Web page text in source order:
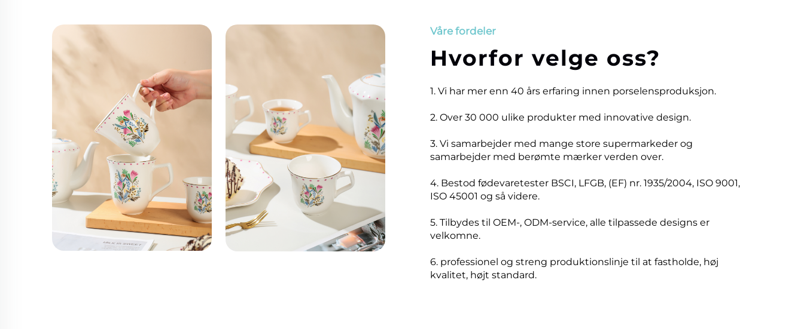
Våre fordeler
Hvorfor velge oss?
1. Vi har mer enn 40 års erfaring innen porselensproduksjon.
2. Over 30 000 ulike produkter med innovative design.
3. Vi samarbejder med mange store supermarkeder og
samarbejder med berømte mærker verden over.
4. Bestod fødevaretester BSCI, LFGB, (EF) nr. 1935/2004, ISO 9001,
ISO 45001 og så videre.
5. Tilbydes til OEM-, ODM-service, alle tilpassede designs er
velkomne.
6. professionel og streng produktionslinje til at fastholde, høj
kvalitet, højt standard.